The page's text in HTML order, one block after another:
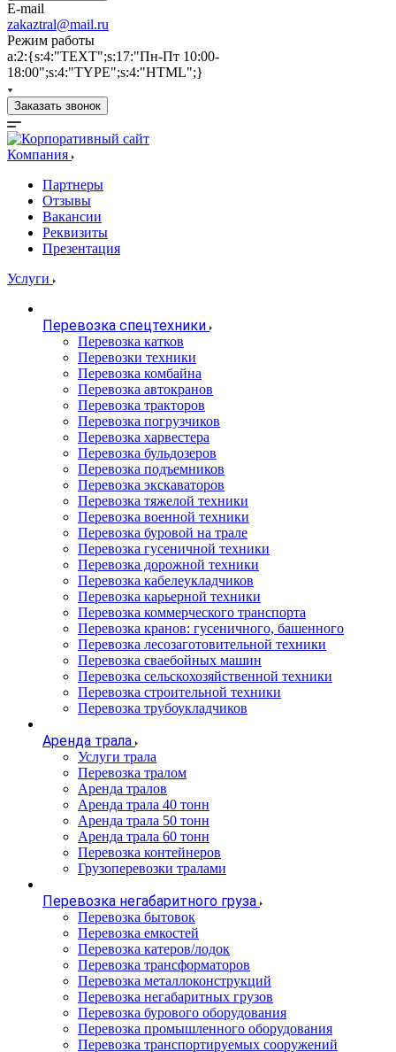
E-mail
zakaztral@mail.ru
Режим работы
a:2:{s:4:"TEXT";s:17:"Пн-Пт 10:00-
18:00";s:4:"TYPE";s:4:"HTML";}
Заказать звонок
Компания
Партнеры
Отзывы
Вакансии
Реквизиты
Презентация
Услуги
Перевозка спецтехники
Перевозка катков
Перевозки техники
Перевозка комбайна
Перевозка автокранов
Перевозка тракторов
Перевозка погрузчиков
Перевозка харвестера
Перевозка бульдозеров
Перевозка подъемников
Перевозка экскаваторов
Перевозка тяжелой техники
Перевозка военной техники
Перевозка буровой на трале
Перевозка гусеничной техники
Перевозка дорожной техники
Перевозка кабелеукладчиков
Перевозка карьерной техники
Перевозка коммерческого транспорта
Перевозка кранов: гусеничного, башенного
Перевозка лесозаготовительной техники
Перевозка сваебойных машин
Перевозка сельскохозяйственной техники
Перевозка строительной техники
Перевозка трубоукладчиков
Аренда трала
Услуги трала
Перевозка тралом
Аренда тралов
Аренда трала 40 тонн
Аренда трала 50 тонн
Аренда трала 60 тонн
Перевозка контейнеров
Грузоперевозки тралами
Перевозка негабаритного груза
Перевозка бытовок
Перевозка емкостей
Перевозка катеров/лодок
Перевозка трансформаторов
Перевозка металлоконструкций
Перевозка негабаритных грузов
Перевозка бурового оборудования
Перевозка промышленного оборудования
Перевозка транспортируемых сооружений